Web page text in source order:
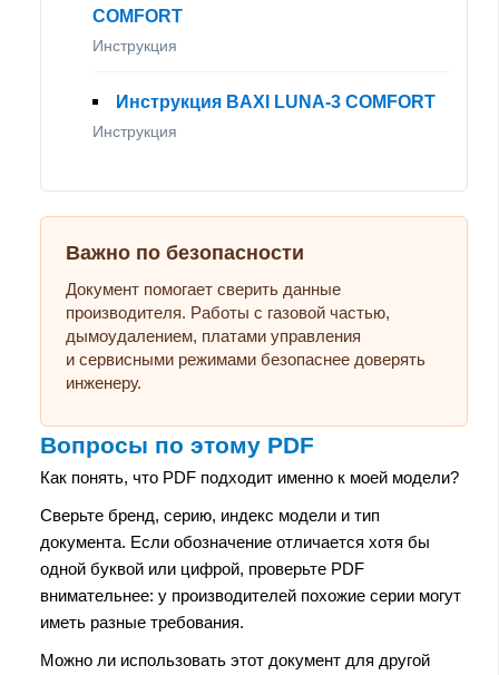
COMFORT
Инструкция
Инструкция BAXI LUNA-3 COMFORT
Инструкция
Важно по безопасности
Документ помогает сверить данные
производителя. Работы с газовой частью,
дымоудалением, платами управления
и сервисными режимами безопаснее доверять
инженеру.
Вопросы по этому PDF
Как понять, что PDF подходит именно к моей модели?
Сверьте бренд, серию, индекс модели и тип
документа. Если обозначение отличается хотя бы
одной буквой или цифрой, проверьте PDF
внимательнее: у производителей похожие серии могут
иметь разные требования.
Можно ли использовать этот документ для другой